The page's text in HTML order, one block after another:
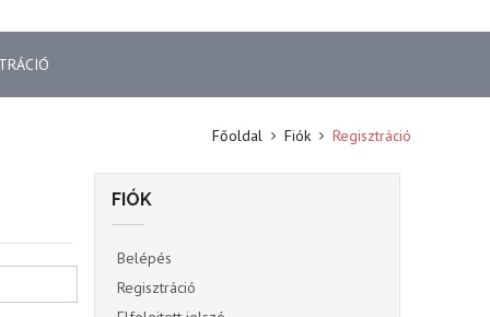
Főoldal Fiók Regisztráció
FIÓK
Belépés
Regisztráció